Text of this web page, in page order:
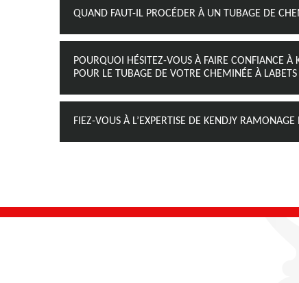
QUAND FAUT-IL PROCÉDER À UN TUBAGE DE
POURQUOI HÉSITEZ-VOUS À FAIRE CONFIANCE
POUR LE TUBAGE DE VOTRE CHEMINÉE À
FIEZ-VOUS À L’EXPERTISE DE KENDJY